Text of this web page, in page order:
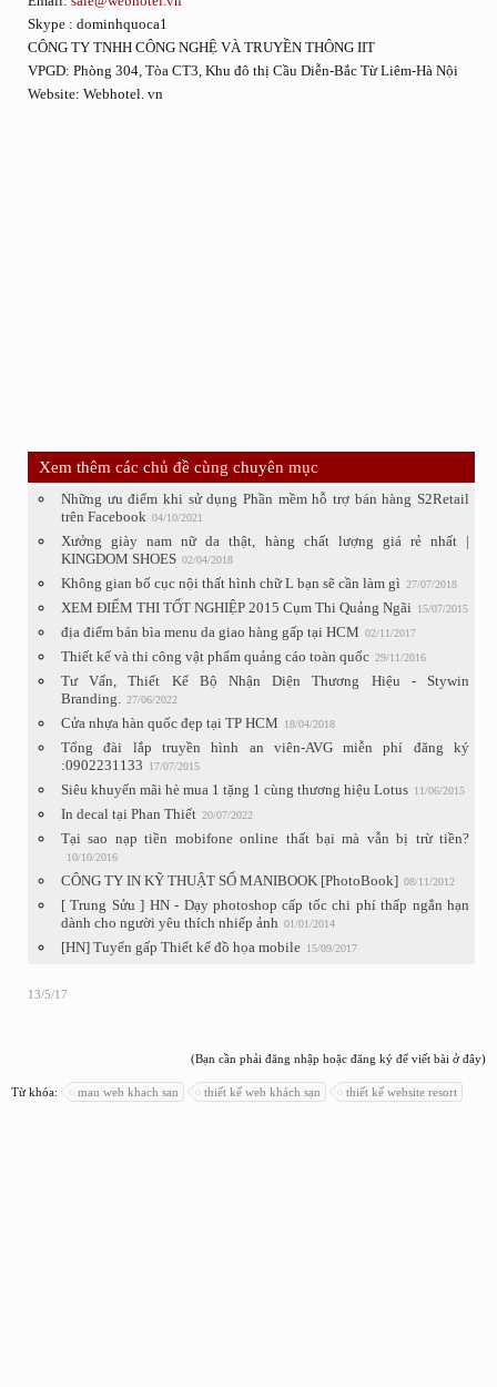
Skype : dominhquoca1
CÔNG TY TNHH CÔNG NGHỆ VÀ TRUYỀN THÔNG IIT
VPGD: Phòng 304, Tòa CT3, Khu đô thị Cầu Diễn-Bắc Từ Liêm-Hà Nội
Website: Webhotel. vn
Xem thêm các chủ đề cùng chuyên mục
Những ưu điểm khi sử dụng Phần mềm hỗ trợ bán hàng S2Retail
trên Facebook 04/10/2021
Xưởng giày nam nữ da thật, hàng chất lượng giá rẻ nhất |
KINGDOM SHOES 02/04/2018
Không gian bố cục nội thất hình chữ L bạn sẽ cần làm gì 27/07/2018
XEM ĐIỂM THI TỐT NGHIỆP 2015 Cụm Thi Quảng Ngãi 15/07/2015
địa điểm bán bìa menu da giao hàng gấp tại HCM 02/11/2017
Thiết kế và thi công vật phẩm quảng cáo toàn quốc 29/11/2016
Tư Vấn, Thiết Kế Bộ Nhận Diện Thương Hiệu - Stywin
Branding. 27/06/2022
Cửa nhựa hàn quốc đẹp tại TP HCM 18/04/2018
Tổng đài lắp truyền hình an viên-AVG miễn phí đăng ký
:0902231133
17/07/2015
Siêu khuyến mãi hè mua 1 tặng 1 cùng thương hiệu Lotus 11/06/2015
In decal tại Phan Thiết 20/07/2022
Tại sao nạp tiền mobifone online thất bại mà vẫn bị trừ tiền?
10/10/2016
CÔNG TY IN KỸ THUẬT SỐ MANIBOOK [PhotoBook] 08/11/2012
[ Trung Sửu ] HN - Dạy photoshop cấp tốc chi phí thấp ngắn hạn
dành cho người yêu thích nhiếp ảnh 01/01/2014
[HN] Tuyển gấp Thiết kế đồ họa mobile 15/09/2017
13/5/17
(Bạn cần phải đăng nhập hoặc đăng ký để viết bài ở đây)
Từ khóa: mau web khach san thiết kế web khách sạn thiết kế website resort